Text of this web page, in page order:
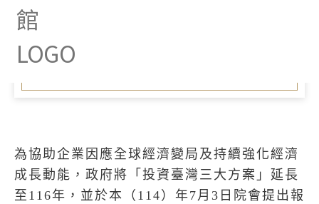
策電子圖文說明，歡迎參
考！
為協助企業因應全球經濟變局及持續強化經濟
成長動能，政府將「投資臺灣三大方案」延長
至116年，並於本（114）年7月3日院會提出報